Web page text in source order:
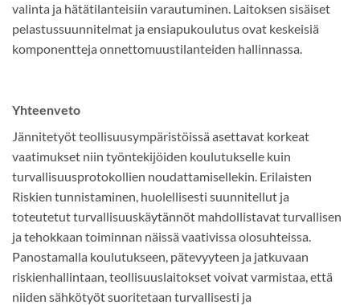
valinta ja hätätilanteisiin varautuminen. Laitoksen sisäiset
pelastussuunnitelmat ja ensiapukoulutus ovat keskeisiä
komponentteja onnettomuustilanteiden hallinnassa.
Yhteenveto
Jännitetyöt teollisuusympäristöissä asettavat korkeat
vaatimukset niin työntekijöiden koulutukselle kuin
turvallisuusprotokollien noudattamisellekin. Erilaisten
Riskien tunnistaminen, huolellisesti suunnitellut ja
toteutetut turvallisuuskäytännöt mahdollistavat turvallisen
ja tehokkaan toiminnan näissä vaativissa olosuhteissa.
Panostamalla koulutukseen, pätevyyteen ja jatkuvaan
riskienhallintaan, teollisuuslaitokset voivat varmistaa, että
niiden sähkötyöt suoritetaan turvallisesti ja